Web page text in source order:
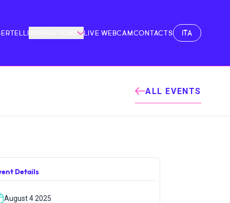
ITA
INSPIRATIONS LIVE WEBCAMCONTACTS
ALL EVENTS
Details
August 4 2025